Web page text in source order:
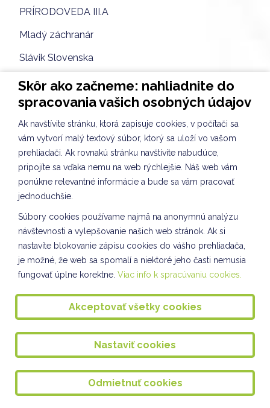
PRÍRODOVEDA III.A
Mladý záchranár
Slávik Slovenska
Rovesnícke vzdelávanie
Prvá jarná ochutnávka VII. oddelenie ŠKD
VEĽKONOČNÁ KULIŠKIÁDA
Veľkonočné tvorivé dielne v ŠKD
Veľkonočné tvorivé dielne VII. oddelenie ŠKD
Zápis do I. ročníka
Talentmánia - školské kolo
Environmentálne popoludnie v knižnici na Miletičovej
Veľkonočná výzdoba v Enviro učebni Kuliška
DEŇ VODY
Finále - Školské maratónske hry
Rozprávkový večer
SADENIE ČUČORIEDOK
Skôr ako začneme: nahliadnite do
spracovania vašich osobných údajov
Ak navštívite stránku, ktorá zapisuje cookies, v počítači sa
vám vytvorí malý textový súbor, ktorý sa uloží vo vašom
prehliadači. Ak rovnakú stránku navštívite nabudúce,
pripojíte sa vďaka nemu na web rýchlejšie. Náš web vám
ponúkne relevantné informácie a bude sa vám pracovať
jednoduchšie.
Súbory cookies používame najmä na anonymnú analýzu
návštevnosti a vylepšovanie našich web stránok. Ak si
nastavíte blokovanie zápisu cookies do vášho prehliadača,
je možné, že web sa spomalí a niektoré jeho časti nemusia
fungovať úplne korektne. Viac info k spracúvaniu cookies.
Akceptovať všetky cookies
Nastaviť cookies
Odmietnuť cookies